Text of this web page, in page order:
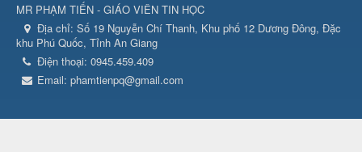
MR PHẠM TIẾN - GIÁO VIÊN TIN HỌC
Địa chỉ: Số 19 Nguyễn Chí Thanh, Khu phố 12 Dương Đông, Đặc
khu Phú Quốc, Tỉnh An Giang
Điện thoại: 0945.459.409
Email: phamtienpq@gmail.com